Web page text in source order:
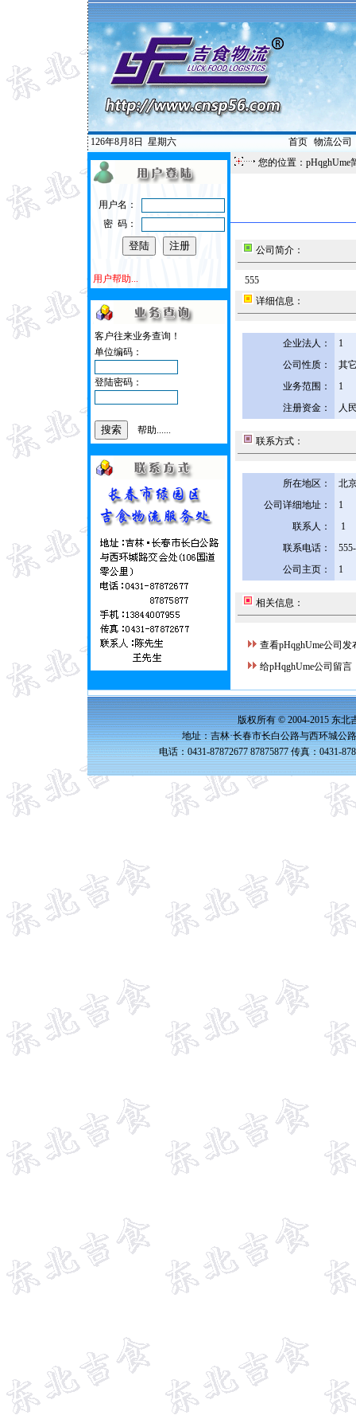
126年8月8日 星期六 首页| 物流公司
用户名：
密 码：
用户帮助...
客户往来业务查询！
单位编码：
登陆密码：
帮助......
您的位置：pHqghUme
公司简介：
555
详细信息：
企业法人：
1
公司性质：
其
业务范围：
1
注册资金：
人
联系方式：
所在地区：
北
公司详细地址：
1
联系人：
1
联系电话：
公司主页：
1
相关信息：
查看pHqghUme公司发
给pHqghUme公司留言
版权所有 © 2004-2015 东北
地址：吉林·长春市长白公路与西环城公
电话：0431-87872677 87875877 传真：0431-